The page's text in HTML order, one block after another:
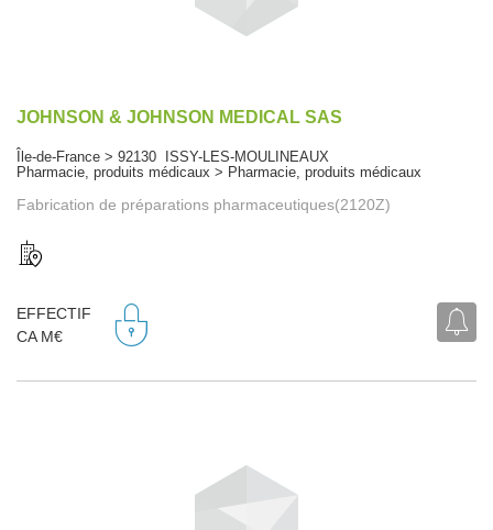
JOHNSON & JOHNSON MEDICAL SAS
Île-de-France > 92130 ISSY-LES-MOULINEAUX
Pharmacie, produits médicaux > Pharmacie, produits médicaux
Fabrication de préparations pharmaceutiques(2120Z)
EFFECTIF
CA M€